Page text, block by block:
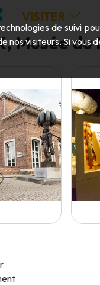
FAVORIS
VISITER
Musée
de suivi
visiteurs. Si vous